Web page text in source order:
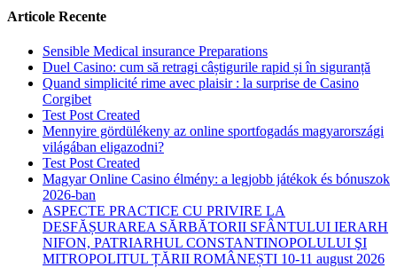
Articole Recente
Sensible Medical insurance Preparations
Duel Casino: cum să retragi câștigurile rapid și în siguranță
Quand simplicité rime avec plaisir : la surprise de Casino
Corgibet
Test Post Created
Mennyire gördülékeny az online sportfogadás magyarországi
világában eligazodni?
Test Post Created
Magyar Online Casino élmény: a legjobb játékok és bónuszok
2026-ban
ASPECTE PRACTICE CU PRIVIRE LA
DESFĂȘURAREA SĂRBĂTORII SFÂNTULUI IERARH
NIFON, PATRIARHUL CONSTANTINOPOLULUI ŞI
MITROPOLITUL ȚĂRII ROMÂNEȘTI 10-11 august 2026